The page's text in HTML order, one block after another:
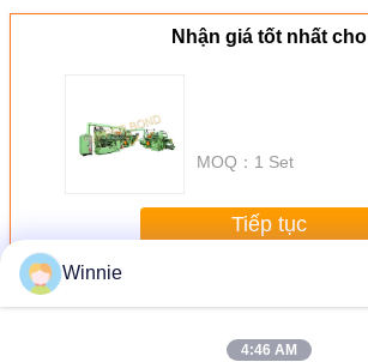
Nhận giá tốt nhất cho
MOQ： 1 Set
Tiếp tục
HơnMáy sản xuất thuốc lá
Winnie
4:46 AM